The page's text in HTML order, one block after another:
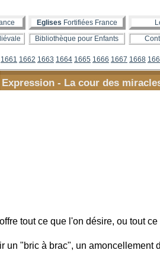
Eglises Fortifiées France
Bibliothèque pour Enfants
1661 1662 1663 1664 1665 1666 1667 1668
Expression - La cour des
tout ce que l'on désire, ou tout
un "bric à brac", un amoncellement